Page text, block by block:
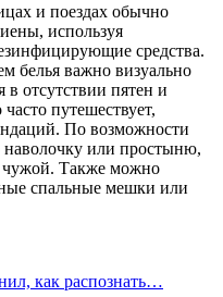
и поездах обычно
используя
средства.
белья важно визуально
в отсутствии пятен и
путешествует,
По возможности
наволочку или простыню,
чужой. Также можно
спальные мешки или
как распознать…